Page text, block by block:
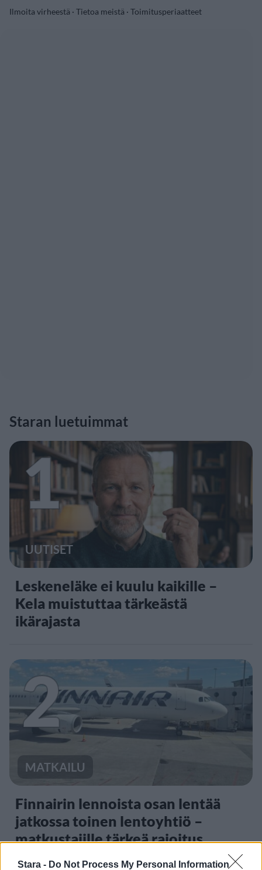
Stara - Do Not Process My Personal Information
Ilmoita virheestä · Tietoa meistä · Toimitusperiaatteet
Staran luetuimmat
1
UUTISET
Leskeneläke ei kuulu kaikille –
Kela muistuttaa tärkeästä
ikärajasta
2
MATKAILU
Finnairin lennoista osan lentää
jatkossa toinen lentoyhtiö –
matkustajille tärkeä rajoitus